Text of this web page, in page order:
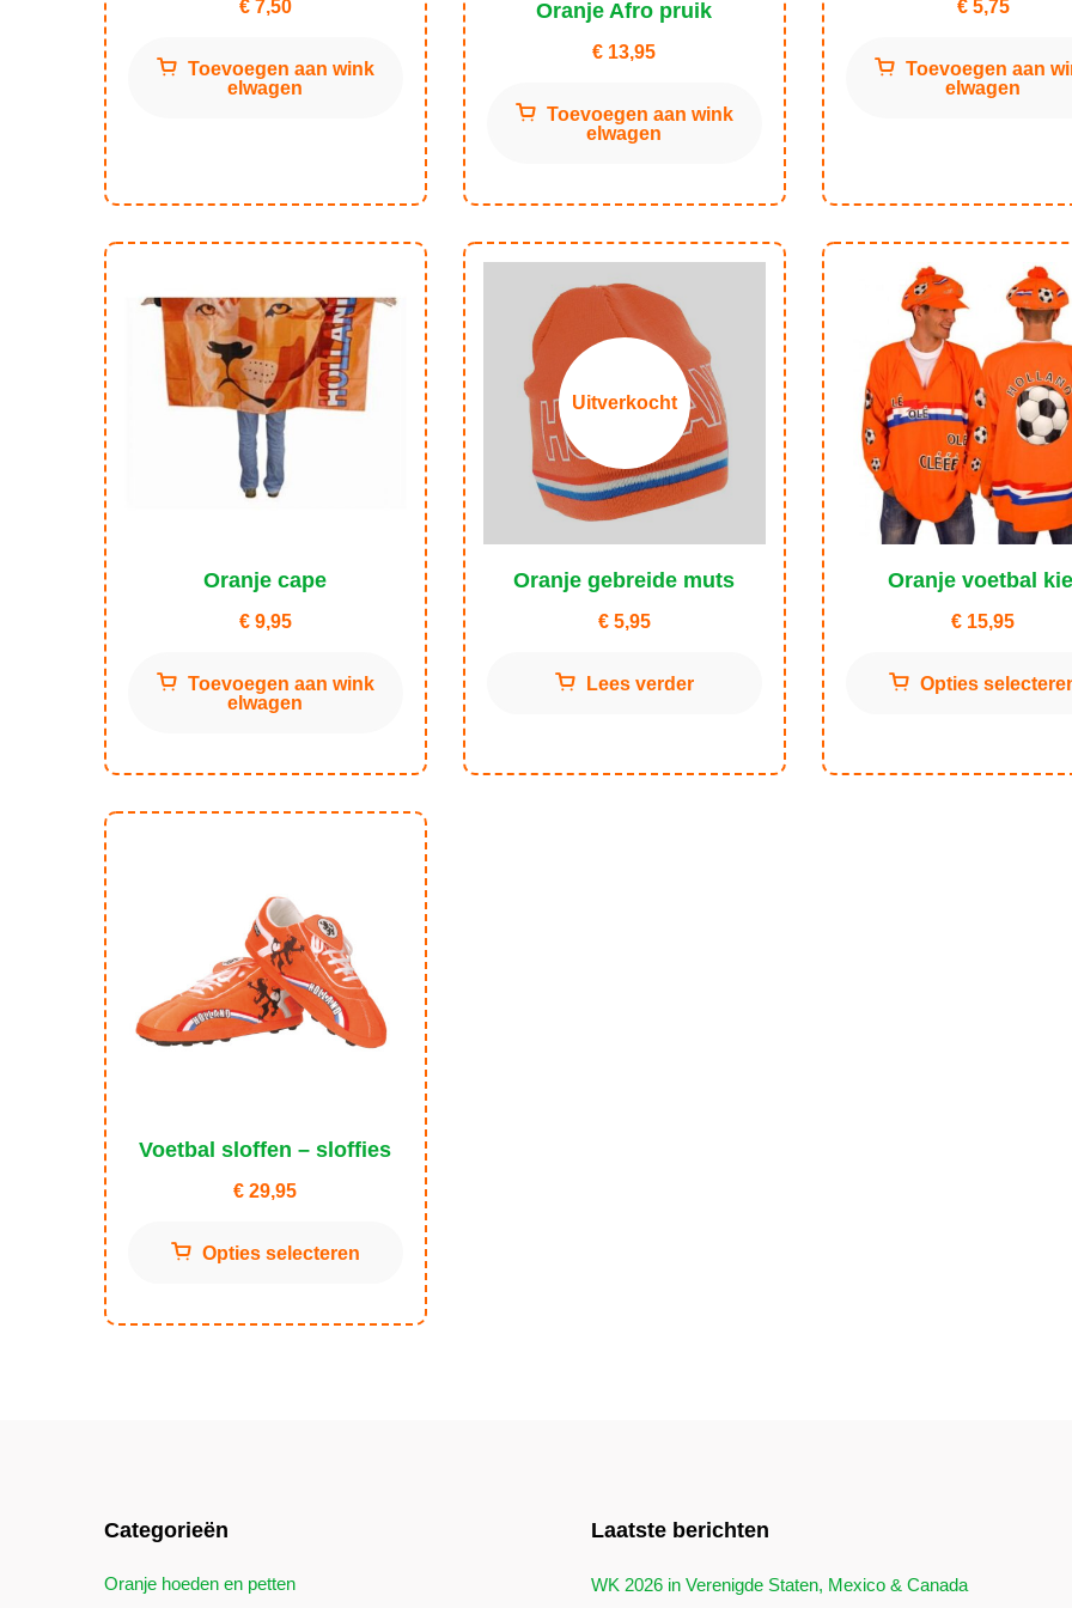
€7,50
Toevoegen aan wink
elwagen
Oranje Afro pruik
€ 13,95
Toevoegen aan wink
elwagen
€5,75
Toevoegen aan
elwagen
Oranje cape
€9,95
Toevoegen aan wink
elwagen
Uitverkocht
Oranje gebreide muts
€5,95
Lees verder
Oranje voetbal
€ 15,95
Opties
Voetbal sloffen – sloffies
€ 29,95
Opties selecteren
product
heeft
meerdere
Categorieën
Oranje hoeden en petten
Laatste berichten
WK 2026 in Verenigde Staten, Mexico & Canada